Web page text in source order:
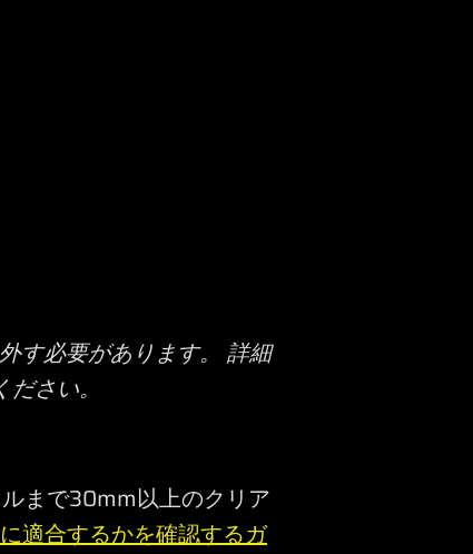
す必要があります。 詳細
さい。
まで30mm以上のクリア
適合するかを確認するガ